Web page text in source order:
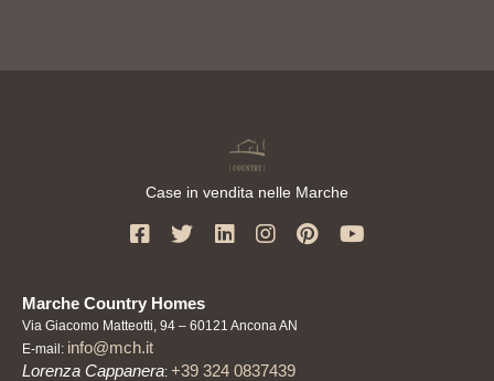
Case in vendita nelle Marche
Marche Country Homes
Via Giacomo Matteotti, 94 – 60121 Ancona AN
E-mail: info@mch.it
Lorenza Cappanera: +39 324 0837439